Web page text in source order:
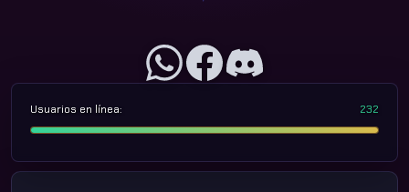
Usuarios en línea: 232